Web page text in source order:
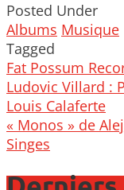
Posted Under
Albums Musique
Tagged
Fat Possum
Post
Ludovic Villard :
Louis Calaferte
« Monos » de
Singes